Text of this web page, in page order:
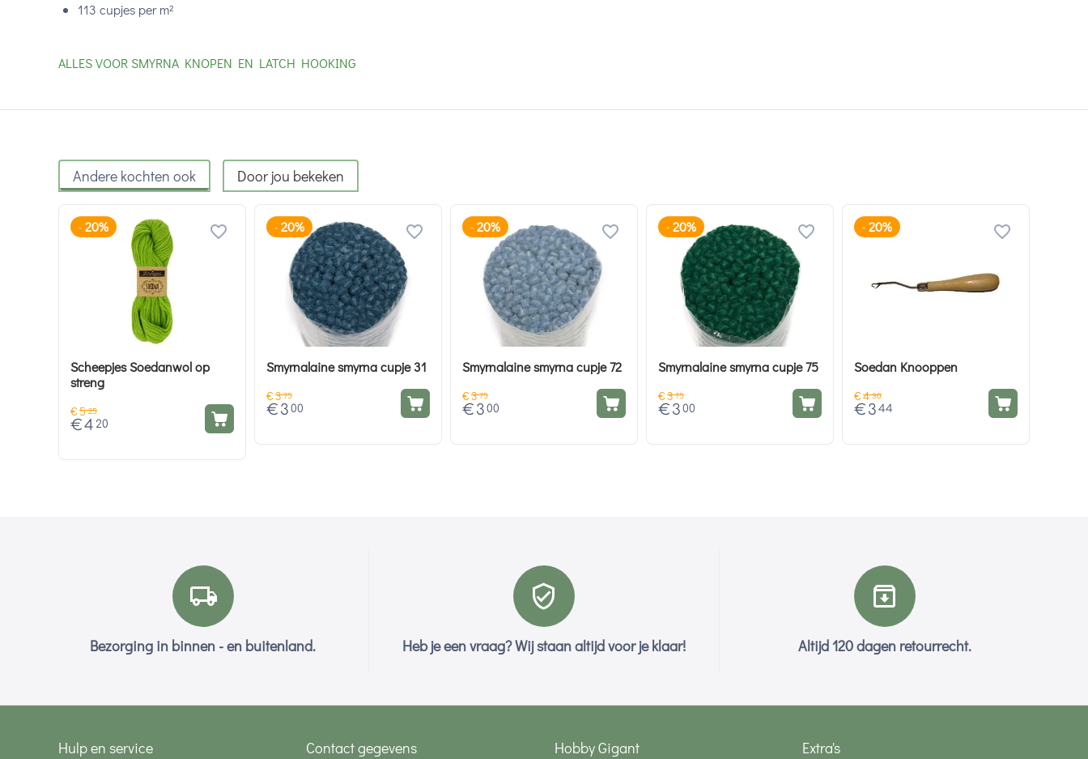
113 cupjes per m²
ALLES VOOR SMYRNA KNOPEN EN LATCH HOOKING
Andere kochten ook Door jou bekeken
- 20%
Scheepjes Soedanwol op
streng
€5 25
€4 20
- 20%
Smyrnalaine smyrna cupje 31
€3 75
€ 3 00
- 20%
Smyrnalaine smyrna cupje 72
€3 75
€ 3 00
- 20%
Smyrnalaine smyrna cupje 75
€3 75
€ 3 00
- 20%
Soedan Knooppen
€4 30
€ 3 44
Bezorging in binnen - en buitenland. Heb je een vraag? Wij staan altijd voor je klaar! Altijd 120 dagen retourrecht.
Hulp en service Contact gegevens Hobby Gigant Extra's